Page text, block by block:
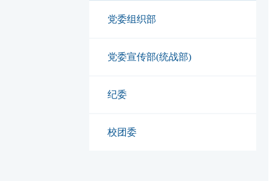
党委组织部
党委宣传部(统战部)
纪委
校团委